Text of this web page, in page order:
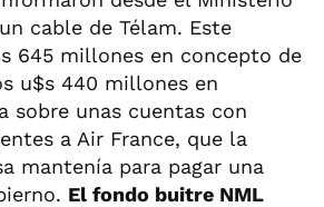
cable de Télam. Este
645 millones en concepto de
u$s 440 millones en
sobre unas cuentas con
a Air France, que la
mantenía para pagar una
El fondo buitre NML